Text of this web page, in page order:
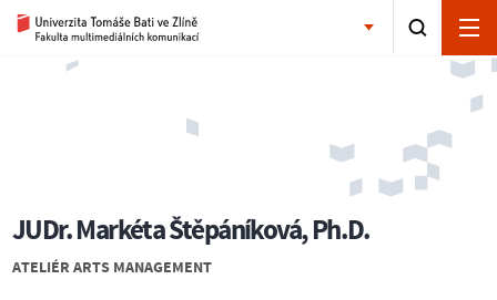
JUDr. Markéta Štěpáníková, Ph.D.
ATELIÉR ARTS MANAGEMENT